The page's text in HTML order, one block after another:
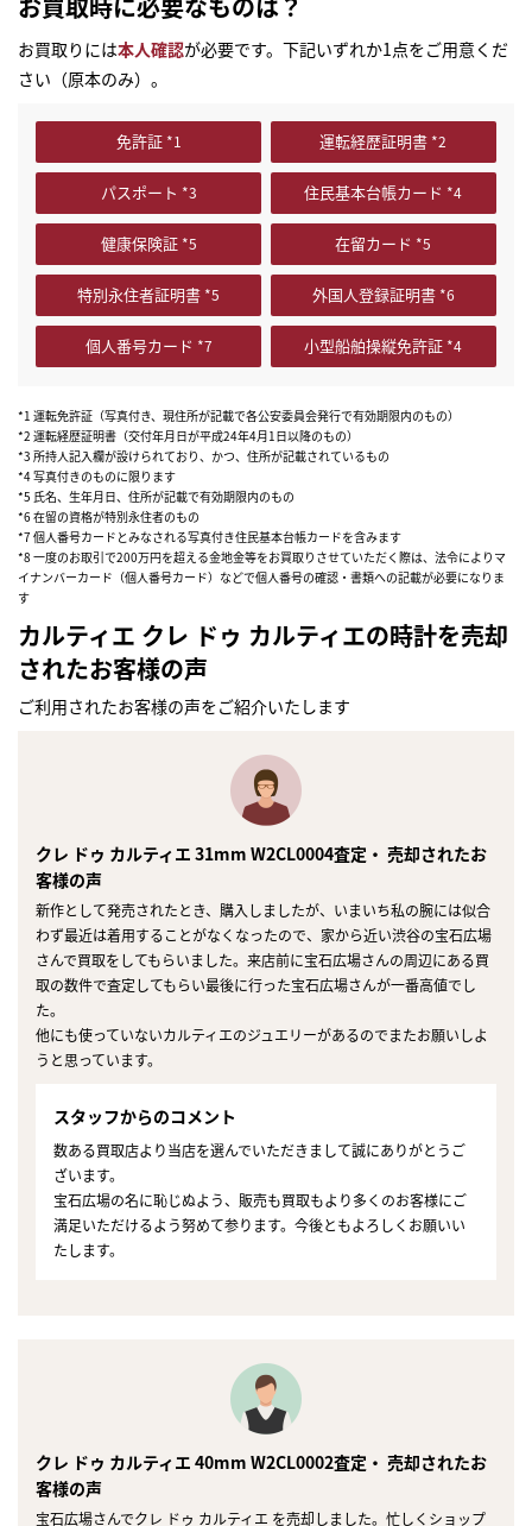
お買取りには本人確認が必要です。下記いずれか1点をご用意くだ
さい（原本のみ）。
免許証 運転経歴証明書
パスポート 住民基本台帳カード
健康保険証 在留カード
特別永住者証明書 外国人登録証明書
個人番号カード 小型船舶操縦免許証
*1 運転免許証（写真付き、現住所が記載で各公安委員会発行で有効期限内のもの）
*2 運転経歴証明書（交付年月日が平成24年4月1日以降のもの）
*3 所持人記入欄が設けられており、かつ、住所が記載されているもの
*4 写真付きのものに限ります
*5 氏名、生年月日、住所が記載で有効期限内のもの
*6 在留の資格が特別永住者のもの
*7 個人番号カードとみなされる写真付き住民基本台帳カードを含みます
*8 一度のお取引で200万円を超える金地金等をお買取りさせていただく際は、法令によりマ
イナンバーカード（個人番号カード）などで個人番号の確認・書類への記載が必要になりま
す
カルティエ クレ ドゥ カルティエの時計を売却
されたお客様の声
ご利用されたお客様の声をご紹介いたします
クレ ドゥ カルティエ 31mm W2CL0004査定・ 売却されたお
客様の声
新作として発売されたとき、購入しましたが、いまいち私の腕には似合
わず最近は着用することがなくなったので、家から近い渋谷の宝石広場
さんで買取をしてもらいました。来店前に宝石広場さんの周辺にある買
取の数件で査定してもらい最後に行った宝石広場さんが一番高値でし
た。
他にも使っていないカルティエのジュエリーがあるのでまたお願いしよ
うと思っています。
スタッフからのコメント
数ある買取店より当店を選んでいただきまして誠にありがとうご
ざいます。
宝石広場の名に恥じぬよう、販売も買取もより多くのお客様にご
満足いただけるよう努めて参ります。今後ともよろしくお願いい
たします。
クレ ドゥ カルティエ 40mm W2CL0002査定・ 売却されたお
客様の声
宝石広場さんでクレ ドゥ カルティエ を売却しました。忙しくショップ